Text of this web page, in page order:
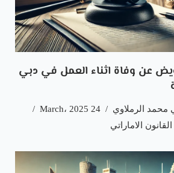
عن وفاة اثناء العمل في دبي
محمد الرملاوي
24 March، 2025
الاماراتي